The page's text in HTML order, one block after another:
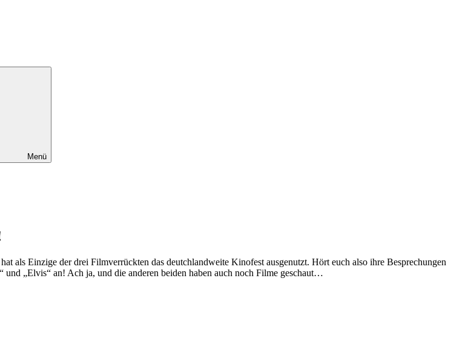
Menü
als Einzige der drei Filmverrückten das deutchlandweite Kinofest ausgenutzt. Hört euch also ihre Besprechungen
„Elvis“ an! Ach ja, und die anderen beiden haben auch noch Filme geschaut…